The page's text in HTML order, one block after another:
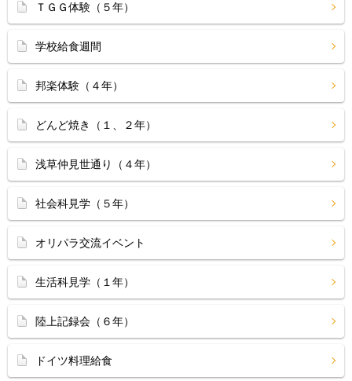
ＴＧＧ体験（５年）
学校給食週間
邦楽体験（４年）
どんど焼き（１、２年）
浅草仲見世通り（４年）
社会科見学（５年）
オリパラ交流イベント
生活科見学（１年）
陸上記録会（６年）
ドイツ料理給食